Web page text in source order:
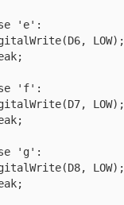
'e':
LOW);
'f':
LOW);
'g':
LOW);